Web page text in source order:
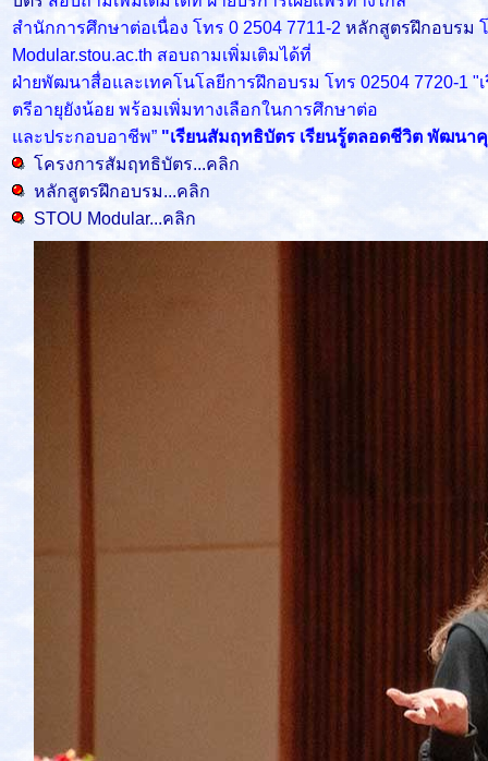
สำนักการศึกษาต่อเนื่อง โทร 0 2504 7711-2 หลักสูตรฝึกอบรม
Modular.stou.ac.th สอบถามเพิ่มเติมได้ที่
ฝ่ายพัฒนาสื่อและเทคโนโลยีการฝึกอบรม โทร 02504 7720-1
ตรีอายุยังน้อย พร้อมเพิ่มทางเลือกในการศึกษาต่อ
และประกอบอาชีพ” "เรียนสัมฤทธิบัตร เรียนรู้ตลอดชีวิต พัฒ
โครงการสัมฤทธิบัตร...คลิก
หลักสูตรฝึกอบรม...คลิก
STOU Modular...คลิก